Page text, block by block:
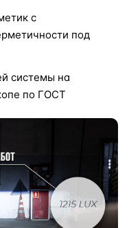
с
под
системы на
по ГОСТ